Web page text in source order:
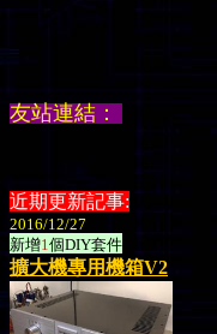
友站連結：
近期更新記事:
2016/12/27
新增1個DIY套件
擴大機專用機箱V2